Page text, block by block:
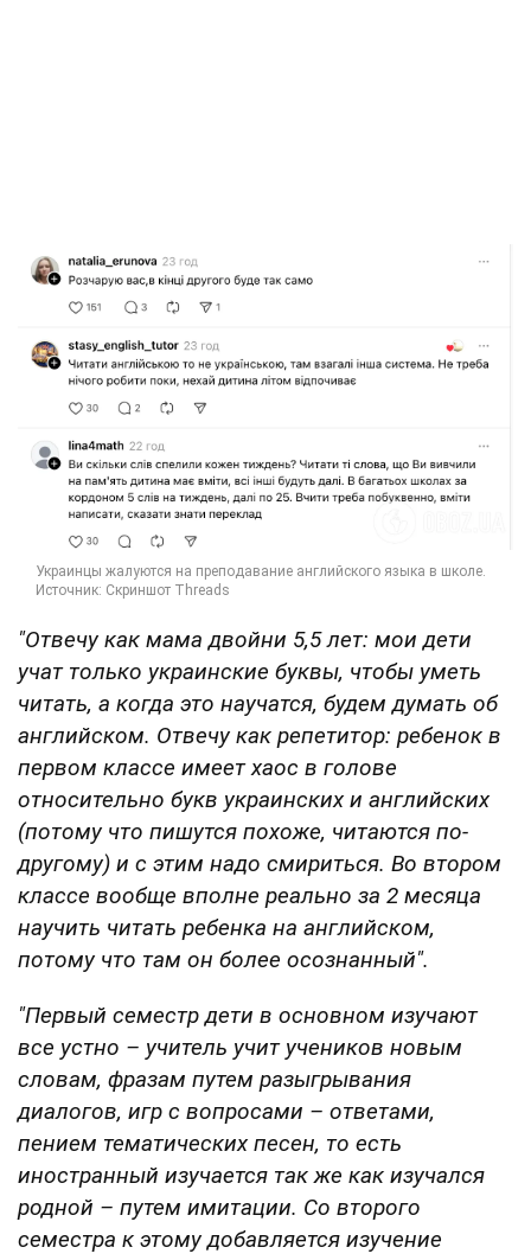
"Отвечу как мама двойни 5,5 лет: мои дети
учат только украинские буквы, чтобы уметь
читать, а когда это научатся, будем думать об
английском. Отвечу как репетитор: ребенок в
первом классе имеет хаос в голове
относительно букв украинских и английских
(потому что пишутся похоже, читаются по-
другому) и с этим надо смириться. Во втором
классе вообще вполне реально за 2 месяца
научить читать ребенка на английском,
потому что там он более осознанный".
"Первый семестр дети в основном изучают
все устно – учитель учит учеников новым
словам, фразам путем разыгрывания
диалогов, игр с вопросами – ответами,
пением тематических песен, то есть
иностранный изучается так же как изучался
родной – путем имитации. Со второго
семестра к этому добавляется изучение